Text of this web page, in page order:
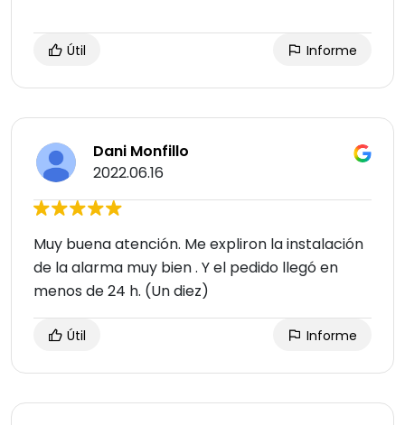
Útil Informe
Dani Monfillo
2022.06.16
Muy buena atención. Me expliron la instalación
de la alarma muy bien . Y el pedido llegó en
menos de 24 h. (Un diez)
Útil Informe